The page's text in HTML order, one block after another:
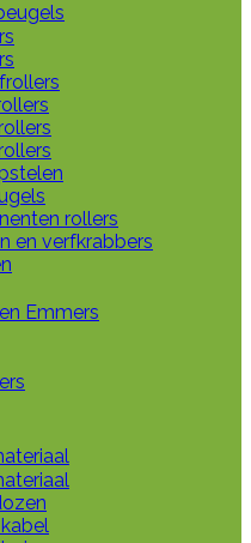
rollers
en verfkrabbers
Emmers